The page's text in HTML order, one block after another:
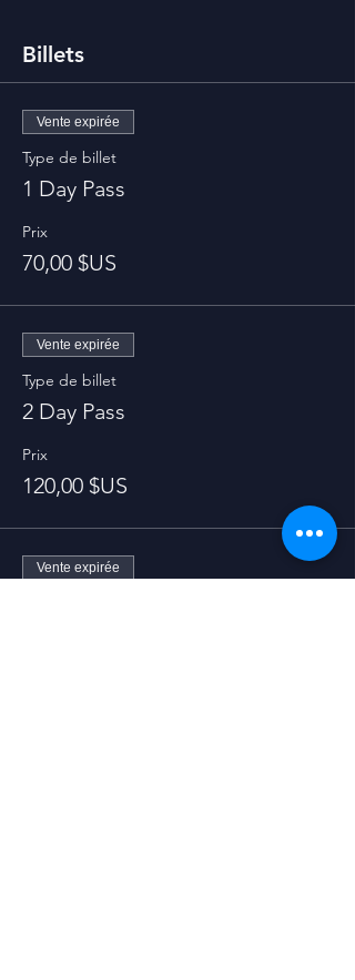
Billets
Vente expirée
Type de billet
1 Day Pass
Prix
70,00 $US
Vente expirée
Type de billet
2 Day Pass
Prix
120,00 $US
Vente expirée